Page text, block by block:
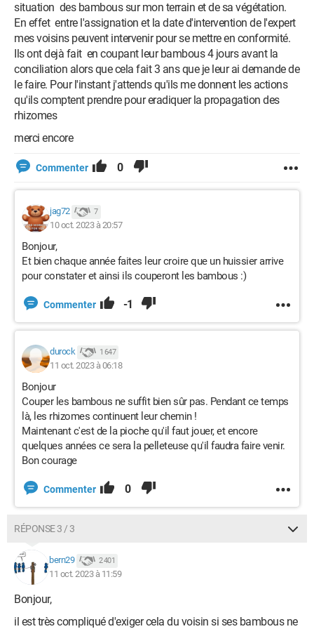
situation des bambous sur mon terrain et de sa végétation.
En effet entre l'assignation et la date d'intervention de l'expert
mes voisins peuvent intervenir pour se mettre en conformité.
Ils ont dejà fait en coupant leur bambous 4 jours avant la
conciliation alors que cela fait 3 ans que je leur ai demande de
le faire. Pour l'instant j'attends qu'ils me donnent les actions
qu'ils comptent prendre pour eradiquer la propagation des
rhizomes
merci encore
Commenter 0
jag72 7
10 oct. 2023 à 20:57
Bonjour,
Et bien chaque année faites leur croire que un huissier arrive
pour constater et ainsi ils couperont les bambous :)
Commenter -1
durock 1 647
11 oct. 2023 à 06:18
Bonjour
Couper les bambous ne suffit bien sûr pas. Pendant ce temps
là, les rhizomes continuent leur chemin !
Maintenant c'est de la pioche qu'il faut jouer, et encore
quelques années ce sera la pelleteuse qu'il faudra faire venir.
Bon courage
Commenter 0
RÉPONSE 3 / 3
bern29 2 401
11 oct. 2023 à 11:59
Bonjour,
il est très compliqué d'exiger cela du voisin si ses bambous ne